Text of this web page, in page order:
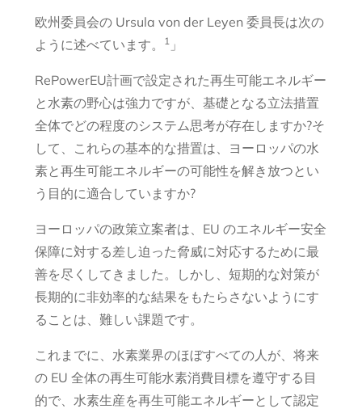
欧州委員会の Ursula von der Leyen 委員長は次の
ように述べています。
1」
RePowerEU計画で設定された再生可能エネルギー
と水素の野心は強力ですが、基礎となる立法措置
全体でどの程度のシステム思考が存在しますか?そ
して、これらの基本的な措置は、ヨーロッパの水
素と再生可能エネルギーの可能性を解き放つとい
う目的に適合していますか?
ヨーロッパの政策立案者は、EU のエネルギー安全
保障に対する差し迫った脅威に対応するために最
善を尽くしてきました。しかし、短期的な対策が
長期的に非効率的な結果をもたらさないようにす
ることは、難しい課題です。
これまでに、水素業界のほぼすべての人が、将来
の EU 全体の再生可能水素消費目標を遵守する目
的で、水素生産を再生可能エネルギーとして認定